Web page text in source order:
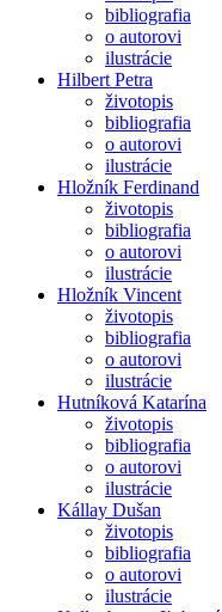
bibliografia
o autorovi
ilustrácie
Hilbert Petra
životopis
bibliografia
o autorovi
ilustrácie
Hložník Ferdinand
životopis
bibliografia
o autorovi
ilustrácie
Hložník Vincent
životopis
bibliografia
o autorovi
ilustrácie
Hutníková Katarína
životopis
bibliografia
o autorovi
ilustrácie
Kállay Dušan
životopis
bibliografia
o autorovi
ilustrácie